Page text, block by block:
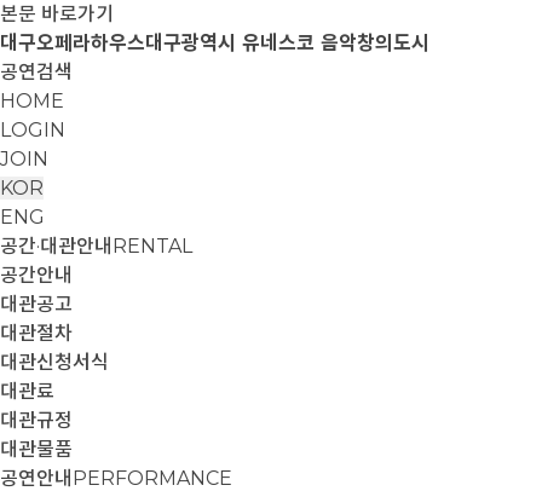
본문 바로가기
대구오페라하우스대구광역시 유네스코 음악창의도시
공연검색
HOME
LOGIN
JOIN
KOR
ENG
공간·대관안내 RENTAL
공간안내
대관공고
대관절차
대관신청서식
대관료
대관규정
대관물품
공연안내 PERFORMANCE